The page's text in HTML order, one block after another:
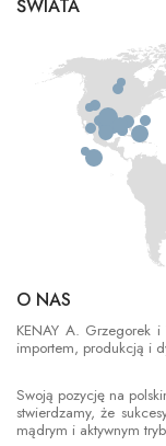
ŚWIATA
O NAS
KENAY A. Grzegorek i
importem, produkcją i
Swoją pozycję na
stwierdzamy, że
mądrym i aktywnym